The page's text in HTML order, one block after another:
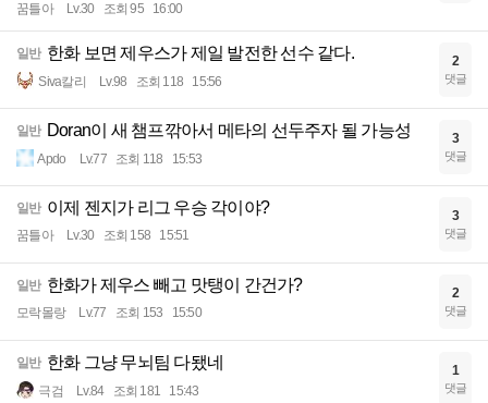
꿈틀아 Lv.30 조회 95 16:00
일반 한화 보면 제우스가 제일 발전한 선수 같다.
Siva칼리 Lv.98 조회 118 15:56
2
댓글
일반 Doran이 새 챔프깎아서 메타의 선두주자 될 가능성
Apdo Lv.77 조회 118 15:53
3
댓글
일반 이제 젠지가 리그 우승 각이야?
꿈틀아 Lv.30 조회 158 15:51
3
댓글
일반 한화가 제우스 빼고 맛탱이 간건가?
모락몰랑 Lv.77 조회 153 15:50
2
댓글
일반 한화 그냥 무뇌팀 다됐네
극검 Lv.84 조회 181 15:43
1
댓글